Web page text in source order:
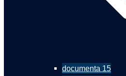
documenta 15